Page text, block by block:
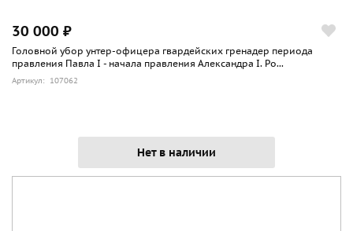
30 000 ₽
Головной убор унтер-офицера гвардейских гренадер периода
правления Павла I - начала правления Александра I. Ро...
Артикул: 107062
Нет в наличии